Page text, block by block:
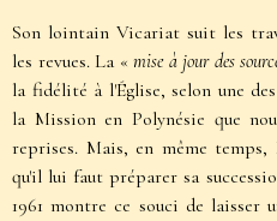
Son lointain Vicariat suit les
les revues. La « mise à jour des
la fidélité à l'Église, selon une
la Mission en Polynésie que
reprises. Mais, en même temps,
qu'il lui faut préparer sa
1961 montre ce souci de laisser